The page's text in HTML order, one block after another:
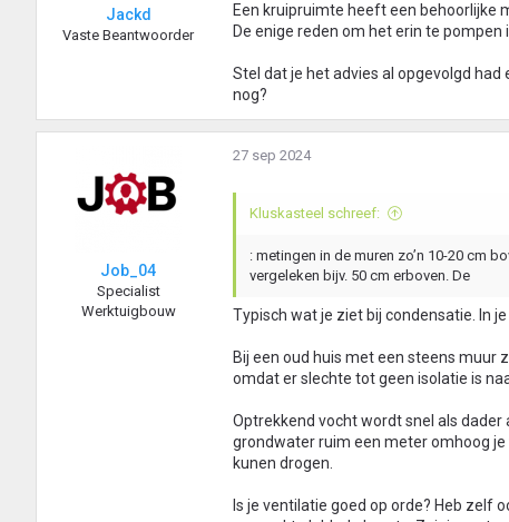
Jackd
Vaste Beantwoorder
Een kruipruimte heeft een behoorlijke
De enige reden om het erin te pompen
Stel dat je het advies al opgevolgd
nog?
Job_04
Specialist
Werktuigbouw
27 sep 2024
Kluskasteel schreef:
: metingen in de muren zo’n 10-20 cm
vergeleken bijv. 50 cm erboven. De
Typisch wat je ziet bij condensatie. In
Bij een oud huis met een steens muur
omdat er slechte tot geen isolatie is
Optrekkend vocht wordt snel als
grondwater ruim een meter omhoog
kunen drogen.
Is je ventilatie goed op orde? Heb zelf